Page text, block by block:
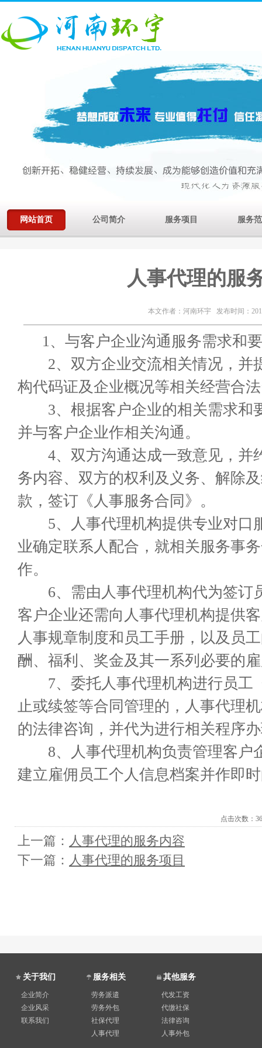
网站首页 公司简介 服务项目 服务
人事代理的服
本文作者：河南环宇 发布时间：
1、与客户企业沟通服务需求和
2、双方企业交流相关情况，并
构代码证及企业概况等相关经营合
3、根据客户企业的相关需求和
并与客户企业作相关沟通。
4、双方沟通达成一致意见，并
务内容、双方的权利及义务、解除
款，签订《人事服务合同》。
5、人事代理机构提供专业对口
业确定联系人配合，就相关服务事
作。
6、需由人事代理机构代为签订
客户企业还需向人事代理机构提供
人事规章制度和员工手册，以及员
酬、福利、奖金及其一系列必要的
7、委托人事代理机构进行员工
止或续签等合同管理的，人事代理
的法律咨询，并代为进行相关程序
8、人事代理机构负责管理客户
建立雇佣员工个人信息档案并作即
点击次数：
上一篇： 人事代理的服务内容
下一篇： 人事代理的服务项目
关于我们
企业简介
企业风采
联系我们
服务相关
劳务派遣
劳务外包
社保代理
人事代理
其他服务
代发工资
代缴社保
法律咨询
人事外包